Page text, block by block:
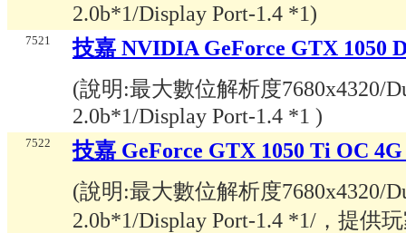
2.0b*1/Display Port-1.4 *1)
7521
技嘉 NVIDIA GeForce GTX 1050
(說明:最大數位解析度7680x4320/
2.0b*1/Display Port-1.4 *1 )
7522
技嘉 GeForce GTX 1050 Ti OC
(說明:最大數位解析度7680x4320/
2.0b*1/Display Port-1.4 *1/，提供